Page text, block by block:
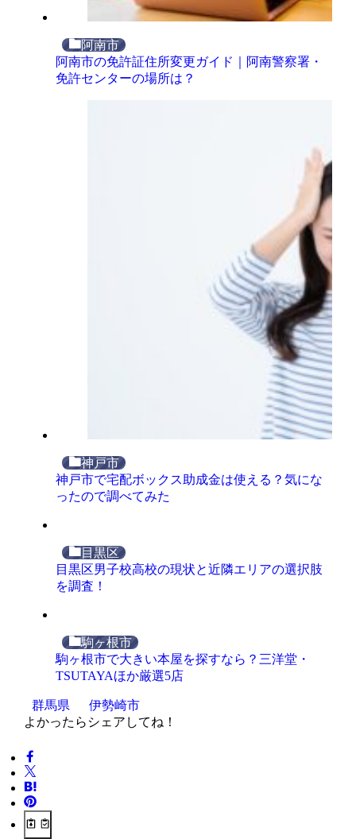
阿南市
阿南市の免許証住所変更ガイド｜阿南警察署・
免許センターの場所は？
神戸市
神戸市で宅配ボックス助成金は使える？気にな
ったので調べてみた
目黒区
目黒区男子校高校の現状と近隣エリアの選択肢
を調査！
駒ヶ根市
駒ヶ根市で大きい本屋を探すなら？三洋堂・
TSUTAYAほか厳選5店
群馬県
伊勢崎市
よかったらシェアしてね！